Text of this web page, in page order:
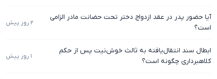
آیا حضور پدر در عقد ازدواج دختر تحت حضانت مادر الزامی
است؟
۲ روز پیش
ابطال سند انتقال‌یافته به ثالث خوش‌نیت پس از حکم
کلاهبرداری چگونه است؟
۱ روز پیش